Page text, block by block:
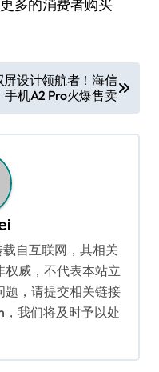
多的消费者购买
屏设计领航者！海信
手机A2 Pro火爆售卖
载自互联网，其相关
威，不代表本站立
题，请提交相关链接
我们将及时予以处